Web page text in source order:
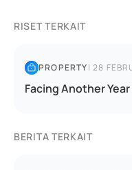
RISET TERKAIT
PROPERTY|28
Facing Another
BERITA TERKAIT